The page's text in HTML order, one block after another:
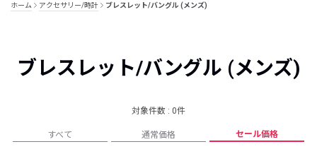
ホーム アクセサリー/時計 ブレスレット/バングル (メンズ)
ブレスレット/バングル (メンズ)
対象件数 : 0件
すべて 通常価格 セール価格